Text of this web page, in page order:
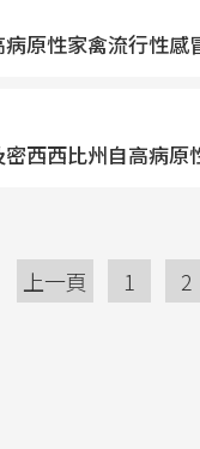
原性家禽流行性感
西西比州自高病原
上一頁 1 2